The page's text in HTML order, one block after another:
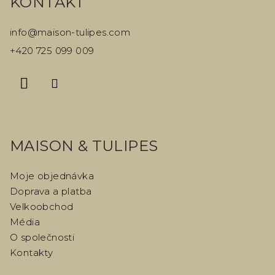
info@maison-tulipes.com
+420 725 099 009
MAISON & TULIPES
Moje objednávka
Doprava a platba
Velkoobchod
Média
O společnosti
Kontakty